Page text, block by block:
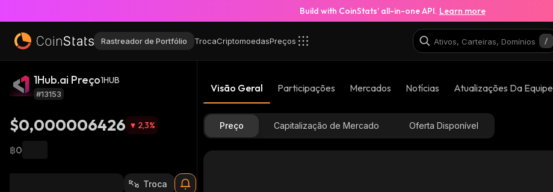
Build with CoinStats’ all-in-one API. Learn more
Rastreador de Portfólio TrocaCriptomoedasPreços
1Hub.ai Preço1HUB
#13153
$0,000006426 2,3%
฿0
Troca
Visão Geral Participações Mercados Notícias Atualizações Da Equipe
Preço Capitalização de Mercado Oferta Disponível